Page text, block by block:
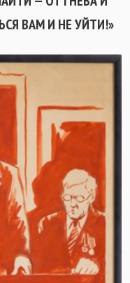
ВАМ И НЕ УЙТИ!»